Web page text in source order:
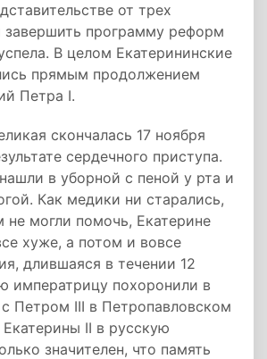
от трех
завершить программу реформ
В целом Екатерининские
прямым продолжением
Петра I.
скончалась 17 ноября
сердечного приступа.
в уборной с пеной у рта и
Как медики ни старались,
могли помочь, Екатерине
хуже, а потом и вовсе
длившаяся в течении 12
императрицу похоронили в
Петром III в Петропавловском
II в русскую
значителен, что память